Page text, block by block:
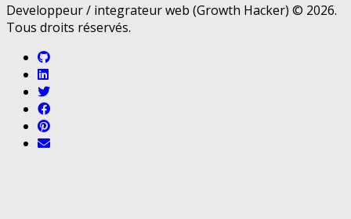
Developpeur / integrateur web (Growth Hacker) © 2026.
Tous droits réservés.